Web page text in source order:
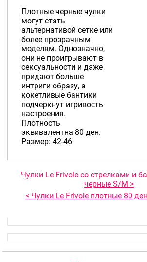
Плотные черные чулки
могут стать
альтернативой сетке или
более прозрачным
моделям. Однозначно,
они не проигрывают в
сексуальности и даже
придают больше
интриги образу, а
кокетливые бантики
подчеркнут игривость
настроения.
Плотность
эквивалентна 80 ден.
Размер: 42-46.
Чулки Le Frivole со стрелками и
черные S/M >
< Чулки Le Frivole плотные 80